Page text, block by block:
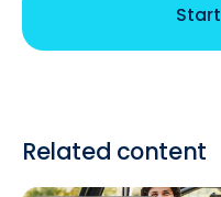
Related content